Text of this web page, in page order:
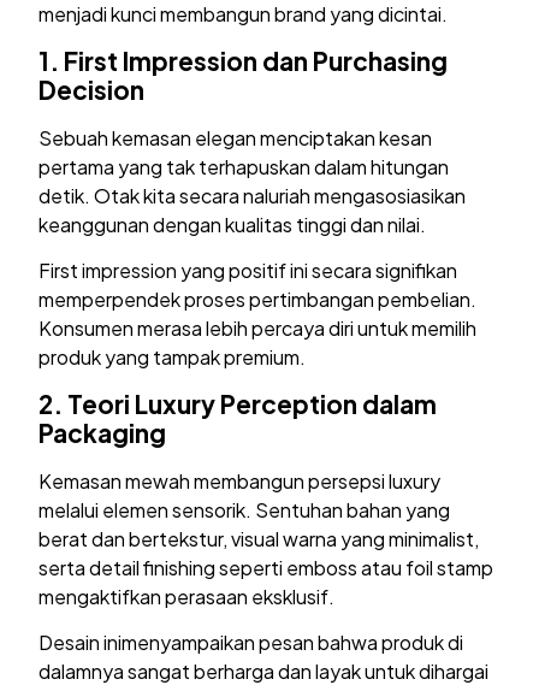
menjadi kunci membangun brand yang dicintai.
1. First Impression dan Purchasing
Decision
Sebuah kemasan elegan menciptakan kesan
pertama yang tak terhapuskan dalam hitungan
detik. Otak kita secara naluriah mengasosiasikan
keanggunan dengan kualitas tinggi dan nilai.
First impression yang positif ini secara signifikan
memperpendek proses pertimbangan pembelian.
Konsumen merasa lebih percaya diri untuk memilih
produk yang tampak premium.
2. Teori Luxury Perception dalam
Packaging
Kemasan mewah membangun persepsi luxury
melalui elemen sensorik. Sentuhan bahan yang
berat dan bertekstur, visual warna yang minimalist,
serta detail finishing seperti emboss atau foil stamp
mengaktifkan perasaan eksklusif.
Desain inimenyampaikan pesan bahwa produk di
dalamnya sangat berharga dan layak untuk dihargai